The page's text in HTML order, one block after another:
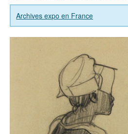
Archives expo en France